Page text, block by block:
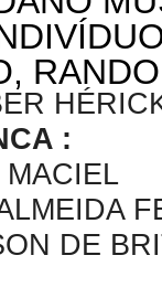
:
DE